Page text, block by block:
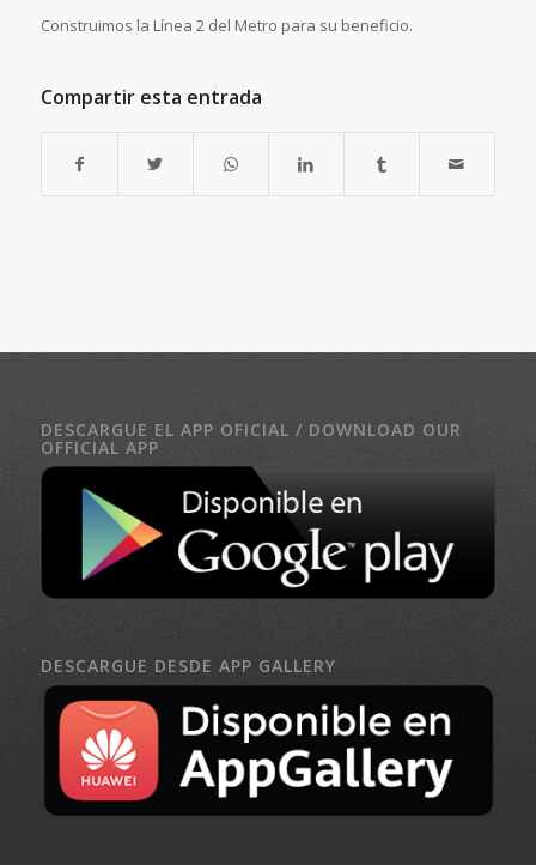
Construimos la Línea 2 del Metro para su beneficio.
Compartir esta entrada
DESCARGUE EL APP OFICIAL / DOWNLOAD OUR
OFFICIAL APP
DESCARGUE DESDE APP GALLERY